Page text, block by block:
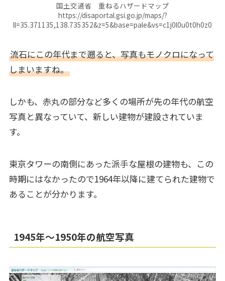
国土交通省 重ねるハザードマップ
https://disaportal.gsi.go.jp/maps/?
ll=35.371135,138.735352&z=5&base=pale&vs=c1j0l0u0t0h0z0
流石にこの年代まで遡ると、写真もモノクロになって
しまいますね。
しかも、赤丸の部分など多くの場所が先の年代の航空
写真と異なっていて、新しい建物が建設されていま
す。
東京タワーの南側にあった派手な屋根の建物も、この
時期にはなかったので1964年以降に建てられた建物で
あることが分かります。
1945年～1950年の航空写真